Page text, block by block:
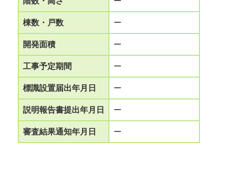
棟数・戸数 ー
開発面積 ー
工事予定期間 ー
標識設置届出年月日 ー
説明報告書提出年月日 ー
審査結果通知年月日 ー